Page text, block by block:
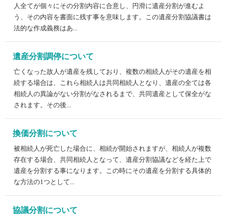
人全てが個々にその分割内容に合意し、円滑に遺産分割が進むよ
う、その内容を書面に残す事を意味します。この遺産分割協議書は
法的な作成義務はあ...
遺産分割調停について
亡くなった故人が遺産を残しており、複数の相続人がその遺産を相
続する場合は、これら相続人は共同相続人となり、遺産の全ては各
相続人の異論がない分割がなされるまで、共同遺産として保全がな
されます。その後...
換価分割について
被相続人が死亡した場合に、相続が開始されますが、相続人が複数
存在する場合、共同相続人となって、遺産分割協議などを経た上で
遺産を分割する事になります。この時にその遺産を分割する具体的
な方法の1つとして...
協議分割について